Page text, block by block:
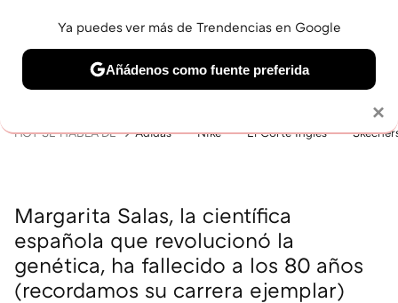
BELLEZA SHOPPING VIAJES GASTRO SNEAKERS
HOY SE HABLA DE Adidas Nike El Corte Inglés
Margarita Salas, la científica
española que revolucionó la
genética, ha fallecido a los 80 años
(recordamos su carrera ejemplar)
×
Ya puedes ver más de Trendencias en Google
Añádenos como fuente preferida